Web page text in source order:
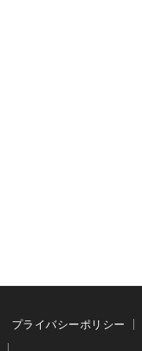
プライバシーポリシー